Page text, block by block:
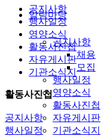
알림마당
공지사항
채용
모집
행사일정
영양소식
활동사진첩
자유게시판
기관소식지
공지사항
행사일정
영양소식
활동사진첩
자유게시판
기관소식지
활동사진첩
공지사항
행사일정